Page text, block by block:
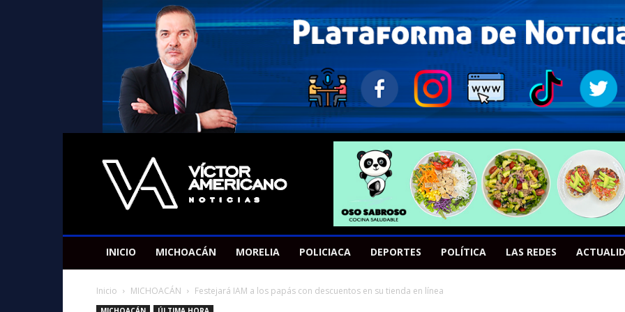
Americano
Victor
INICIO MICHOACÁN MORELIA POLICIACA DEPORTES POLÍTICA LAS REDES
Inicio MICHOACÁN Festejará IAM a los papás con descuentos en su tienda en línea